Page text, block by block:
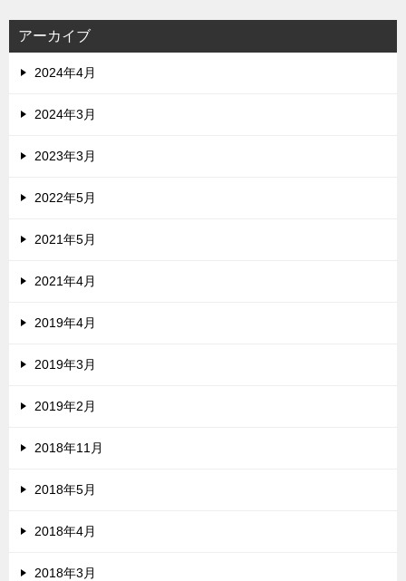
アーカイブ
2024年4月
2024年3月
2023年3月
2022年5月
2021年5月
2021年4月
2019年4月
2019年3月
2019年2月
2018年11月
2018年5月
2018年4月
2018年3月